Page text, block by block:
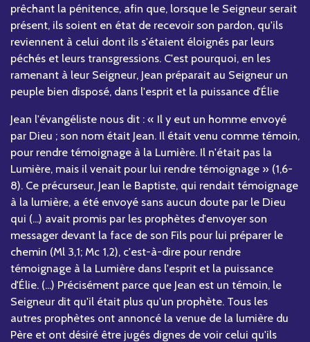
prêchant la pénitence, afin que, lorsque le Seigneur serait
présent, ils soient en état de recevoir son pardon, qu'ils
reviennent à celui dont ils s'étaient éloignés par leurs
péchés et leurs transgressions. C'est pourquoi, en les
ramenant à leur Seigneur, Jean préparait au Seigneur un
peuple bien disposé, dans l'esprit et la puissance d'Élie
Jean l'évangéliste nous dit : « Il y eut un homme envoyé
par Dieu ; son nom était Jean. Il était venu comme témoin,
pour rendre témoignage à la Lumière. Il n'était pas la
Lumière, mais il venait pour lui rendre témoignage » (1,6-
8). Ce précurseur, Jean le Baptiste, qui rendait témoignage
à la lumière, a été envoyé sans aucun doute par le Dieu
qui (...) avait promis par les prophètes d'envoyer son
messager devant la face de son Fils pour lui préparer le
chemin (Ml 3,1; Mc 1,2), c'est-à-dire pour rendre
témoignage à la Lumière dans l'esprit et la puissance
d'Élie. (...) Précisément parce que Jean est un témoin, le
Seigneur dit qu'il était plus qu'un prophète. Tous les
autres prophètes ont annoncé la venue de la lumière du
Père et ont désiré être jugés dignes de voir celui qu'ils